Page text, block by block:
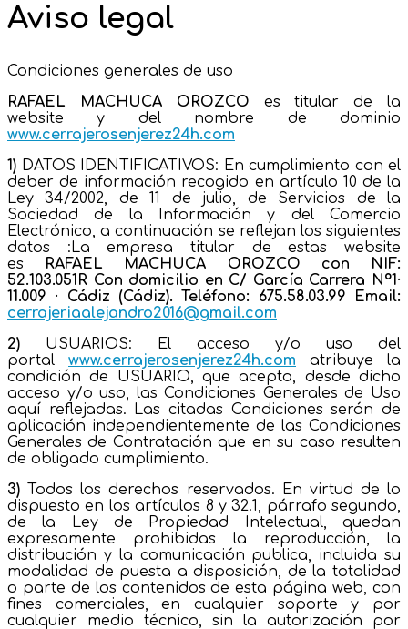
Aviso legal
Condiciones generales de uso
RAFAEL MACHUCA OROZCO es titular de la
website y del nombre de dominio
www.cerrajerosenjerez24h.com
1) DATOS IDENTIFICATIVOS: En cumplimiento con el
deber de información recogido en artículo 10 de la
Ley 34/2002, de 11 de julio, de Servicios de la
Sociedad de la Información y del Comercio
Electrónico, a continuación se reflejan los siguientes
datos :La empresa titular de estas website
es RAFAEL MACHUCA OROZCO con NIF:
52.103.051R Con domicilio en C/ García Carrera Nº1·
11.009 · Cádiz (Cádiz). Teléfono: 675.58.03.99 Email:
cerrajeriaalejandro2016@gmail.com
2) USUARIOS: El acceso y/o uso del
portal www.cerrajerosenjerez24h.com atribuye la
condición de USUARIO, que acepta, desde dicho
acceso y/o uso, las Condiciones Generales de Uso
aquí reflejadas. Las citadas Condiciones serán de
aplicación independientemente de las Condiciones
Generales de Contratación que en su caso resulten
de obligado cumplimiento.
3) Todos los derechos reservados. En virtud de lo
dispuesto en los artículos 8 y 32.1, párrafo segundo,
de la Ley de Propiedad Intelectual, quedan
expresamente prohibidas la reproducción, la
distribución y la comunicación publica, incluida su
modalidad de puesta a disposición, de la totalidad
o parte de los contenidos de esta página web, con
fines comerciales, en cualquier soporte y por
cualquier medio técnico, sin la autorización por